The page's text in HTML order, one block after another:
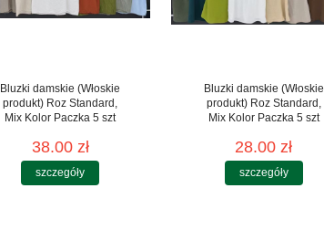
Bluzki damskie (Włoskie
produkt) Roz Standard,
Mix Kolor Paczka 5 szt
38.00 zł
szczegóły
Bluzki damskie (Włoskie
produkt) Roz Standard,
Mix Kolor Paczka 5 szt
28.00 zł
szczegóły